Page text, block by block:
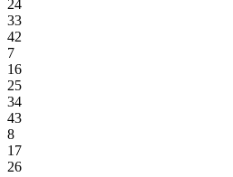
24
33
42
7
16
25
34
43
8
17
26